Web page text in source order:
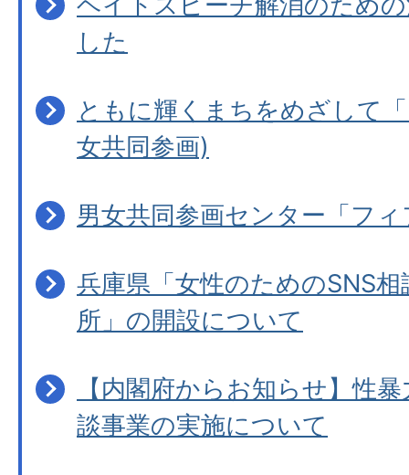
した
ともに輝くまちをめざして
女共同参画)
男女共同参画センター「フ
兵庫県「女性のためのSNS
所」の開設について
【内閣府からお知らせ】性
談事業の実施について